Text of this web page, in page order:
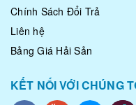
Chính Sách Đổi Trả
Liên hệ
Bảng Giá Hải Sản
KẾT NỐI VỚI CHÚNG